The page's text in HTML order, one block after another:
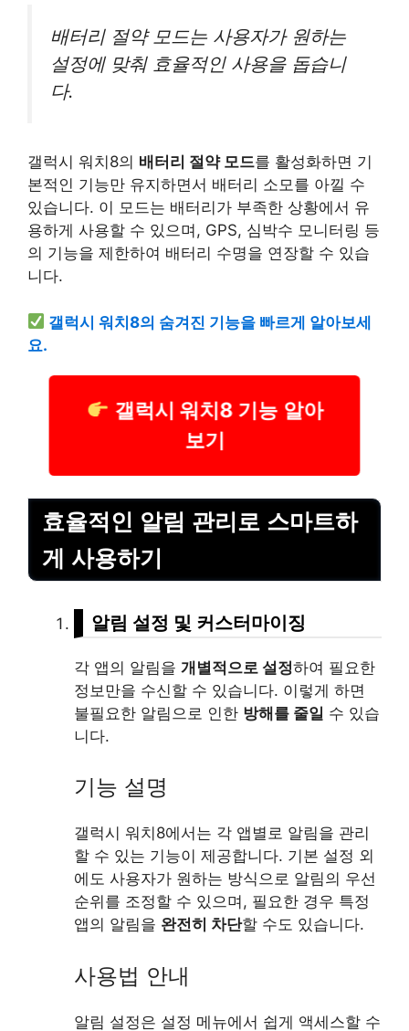
배터리 절약 모드는 사용자가 원하는
설정에 맞춰 효율적인 사용을 돕습니
다.
갤럭시 워치8의 배터리 절약 모드를 활성화하면 기
본적인 기능만 유지하면서 배터리 소모를 아낄 수
있습니다. 이 모드는 배터리가 부족한 상황에서 유
용하게 사용할 수 있으며, GPS, 심박수 모니터링 등
의 기능을 제한하여 배터리 수명을 연장할 수 있습
니다.
갤럭시 워치8의 숨겨진 기능을 빠르게 알아보세
요.
갤럭시 워치8 기능 알아
보기
효율적인 알림 관리로 스마트하
게 사용하기
알림 설정 및 커스터마이징
각 앱의 알림을 개별적으로 설정하여 필요한
정보만을 수신할 수 있습니다. 이렇게 하면
불필요한 알림으로 인한 방해를 줄일 수 있습
니다.
기능 설명
갤럭시 워치8에서는 각 앱별로 알림을 관리
할 수 있는 기능이 제공합니다. 기본 설정 외
에도 사용자가 원하는 방식으로 알림의 우선
순위를 조정할 수 있으며, 필요한 경우 특정
앱의 알림을 완전히 차단할 수도 있습니다.
사용법 안내
알림 설정은 설정 메뉴에서 쉽게 액세스할 수